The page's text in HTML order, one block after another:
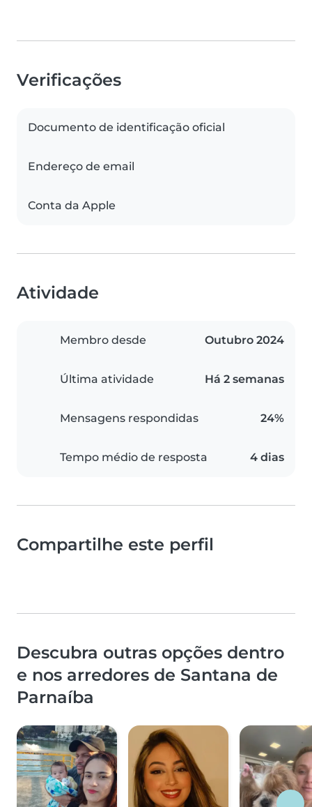
Verificações
Documento de identificação oficial
Endereço de email
Conta da Apple
Atividade
Membro desde Outubro 2024
Última atividade Há 2 semanas
Mensagens respondidas 24%
Tempo médio de resposta 4 dias
Compartilhe este perfil
Descubra outras opções dentro
e nos arredores de Santana de
Parnaíba